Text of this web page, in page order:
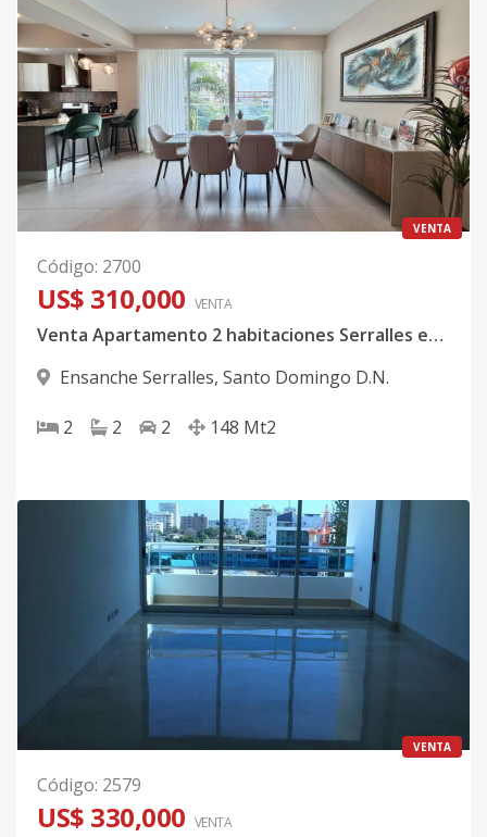
VENTA
Código: 2700
US$ 310,000 VENTA
Venta Apartamento 2 habitaciones Serralles en Torre Moderna
Ensanche Serralles, Santo Domingo D.N.
2 2 2 148 Mt2
VENTA
Código: 2579
US$ 330,000 VENTA